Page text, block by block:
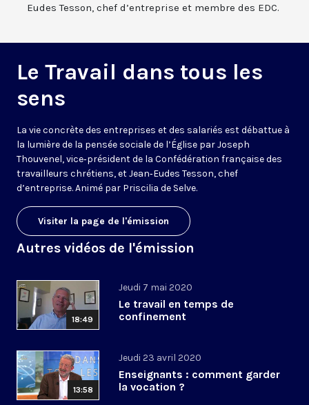
Eudes Tesson, chef d’entreprise et membre des EDC.
Le Travail dans tous les
sens
La vie concrète des entreprises et des salariés est débattue à
la lumière de la pensée sociale de l’Église par Joseph
Thouvenel, vice‑président de la Confédération française des
travailleurs chrétiens, et Jean‑Eudes Tesson, chef
d’entreprise. Animé par Priscilia de Selve.
Visiter la page de l'émission
Autres vidéos de l'émission
18:49
Jeudi 7 mai 2020
Le travail en temps de
confinement
13:58
Jeudi 23 avril 2020
Enseignants : comment garder
la vocation ?